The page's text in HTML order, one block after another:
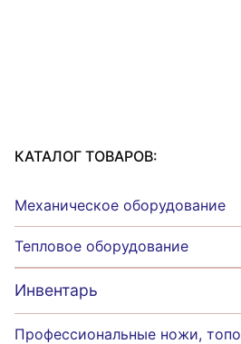
КАТАЛОГ ТОВАРОВ:
Механическое оборудование
Тепловое оборудование
Инвентарь
Профессиональные ножи,